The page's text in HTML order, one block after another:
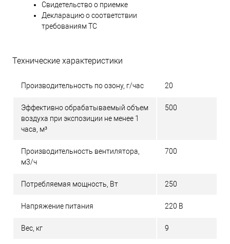
Свидетельство о приемке
Декларацию о соответствии
требованиям ТС
Технические характеристики
Производительность по озону, г/час 20
Эффективно обрабатываемый объем
воздуха при экспозиции не менее 1
часа, м³
500
Производительность вентилятора,
м3/ч
700
Потребляемая мощность, Вт 250
Напряжение питания 220 В
Вес, кг 9